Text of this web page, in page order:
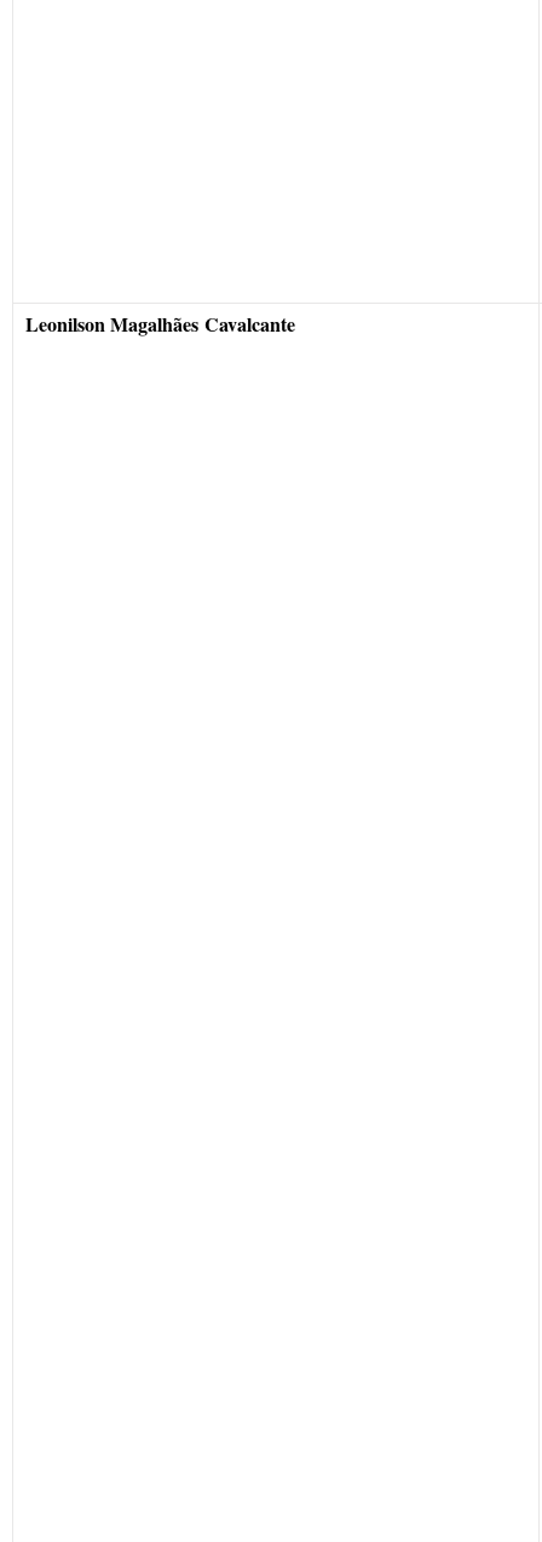
Leonilson Magalhães Cavalcante